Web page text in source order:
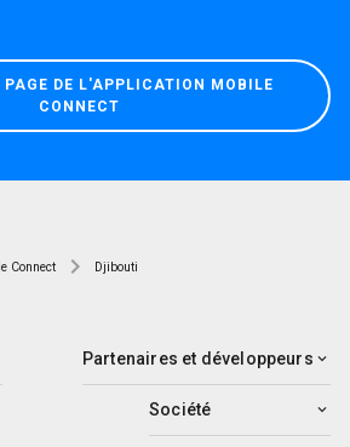
DE L'APPLICATION MOBILE
CONNECT
Connect Djibouti
Partenaires et développeurs
Société